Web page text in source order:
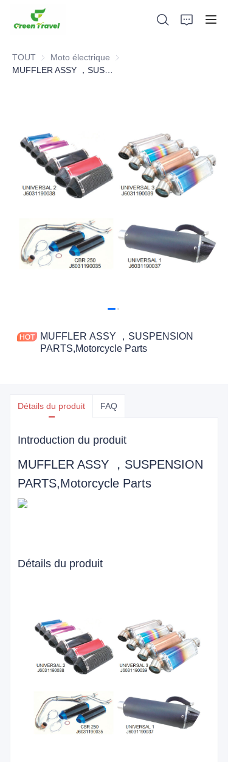
TOUT Moto électrique Moto électrique
MUFFLER ASSY ，SUSPENSION
PARTS,Motorcycle Parts
Détails du produit FAQ
Introduction du produit
MUFFLER ASSY ，SUSPENSION
PARTS,Motorcycle Parts
Détails du produit
Produits
À propos de nous
Actualités et cas de coopération
Bases et processus de fabrication
Soutien